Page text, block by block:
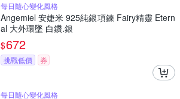
每日隨心變化風格
Angemiel 安婕米 925純銀項鍊 Fairy精靈 Etern
al 大外環墜 白鑽.銀
$672
挑戰低價 券
每日隨心變化風格